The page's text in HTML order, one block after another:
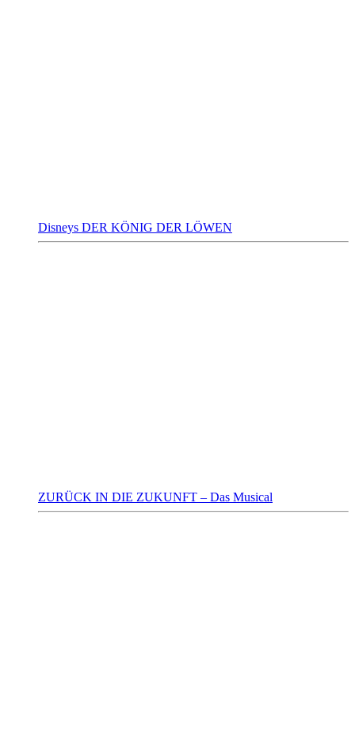
Disneys DER KÖNIG DER LÖWEN
ZURÜCK IN DIE ZUKUNFT – Das Musical